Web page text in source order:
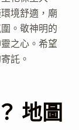
境舒適，廟
。敬神明的
之心。希望
託。
地圖